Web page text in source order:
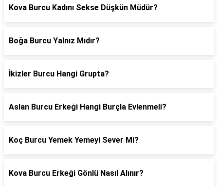
Kova Burcu Kadını Sekse Düşkün Müdür?
Boğa Burcu Yalnız Mıdır?
İkizler Burcu Hangi Grupta?
Aslan Burcu Erkeği Hangi Burçla Evlenmeli?
Koç Burcu Yemek Yemeyi Sever Mi?
Kova Burcu Erkeği Gönlü Nasıl Alınır?